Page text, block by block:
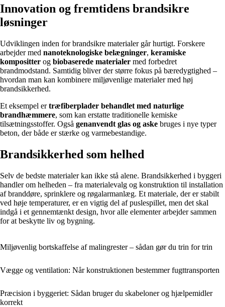
Innovation og fremtidens brandsikre
løsninger
Udviklingen inden for brandsikre materialer går hurtigt. Forskere
arbejder med nanoteknologiske belægninger, keramiske
kompositter og biobaserede materialer med forbedret
brandmodstand. Samtidig bliver der større fokus på bæredygtighed –
hvordan man kan kombinere miljøvenlige materialer med høj
brandsikkerhed.
Et eksempel ertræfiberplader behandlet med naturlige
brandhæmmere, som kan erstatte traditionelle kemiske
tilsætningsstoffer. Også genanvendt glas og aske bruges i nye typer
beton, der både er stærke og varmebestandige.
Brandsikkerhed som helhed
Selv de bedste materialer kan ikke stå alene. Brandsikkerhed i byggeri
handler om helheden – fra materialevalg og konstruktion til installation
af branddøre, sprinklere og røgalarmanlæg. Et materiale, der er stabilt
ved høje temperaturer, er en vigtig del af puslespillet, men det skal
indgå i et gennemtænkt design, hvor alle elementer arbejder sammen
for at beskytte liv og bygning.
Miljøvenlig bortskaffelse af malingrester – sådan gør du trin for trin
Vægge og ventilation: Når konstruktionen bestemmer fugttransporten
Præcision i byggeriet: Sådan bruger du skabeloner og hjælpemidler
korrekt